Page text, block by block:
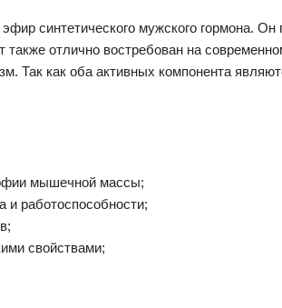
синтетического мужского гормона.
отлично востребован на
Так как оба активных компонента
мышечной массы;
и работоспособности;
свойствами;